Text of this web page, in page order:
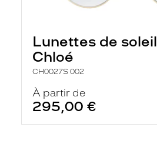
Lunettes de soleil
Chloé
CH0027S 002
À partir de
295,00 €